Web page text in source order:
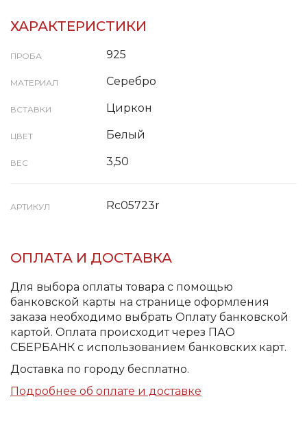
ХАРАКТЕРИСТИКИ
ПРОБА 925
МАТЕРИАЛ Серебро
ВСТАВКИ Циркон
ЦВЕТ Белый
ВЕС 3,50
АРТИКУЛ Rc05723r
ОПЛАТА И ДОСТАВКА
Для выбора оплаты товара с помощью
банковской карты на странице оформления
заказа необходимо выбрать Оплату банковской
картой. Оплата происходит через ПАО
СБЕРБАНК с использованием банковских карт.
Доставка по городу бесплатно.
Подробнее об оплате и доставке